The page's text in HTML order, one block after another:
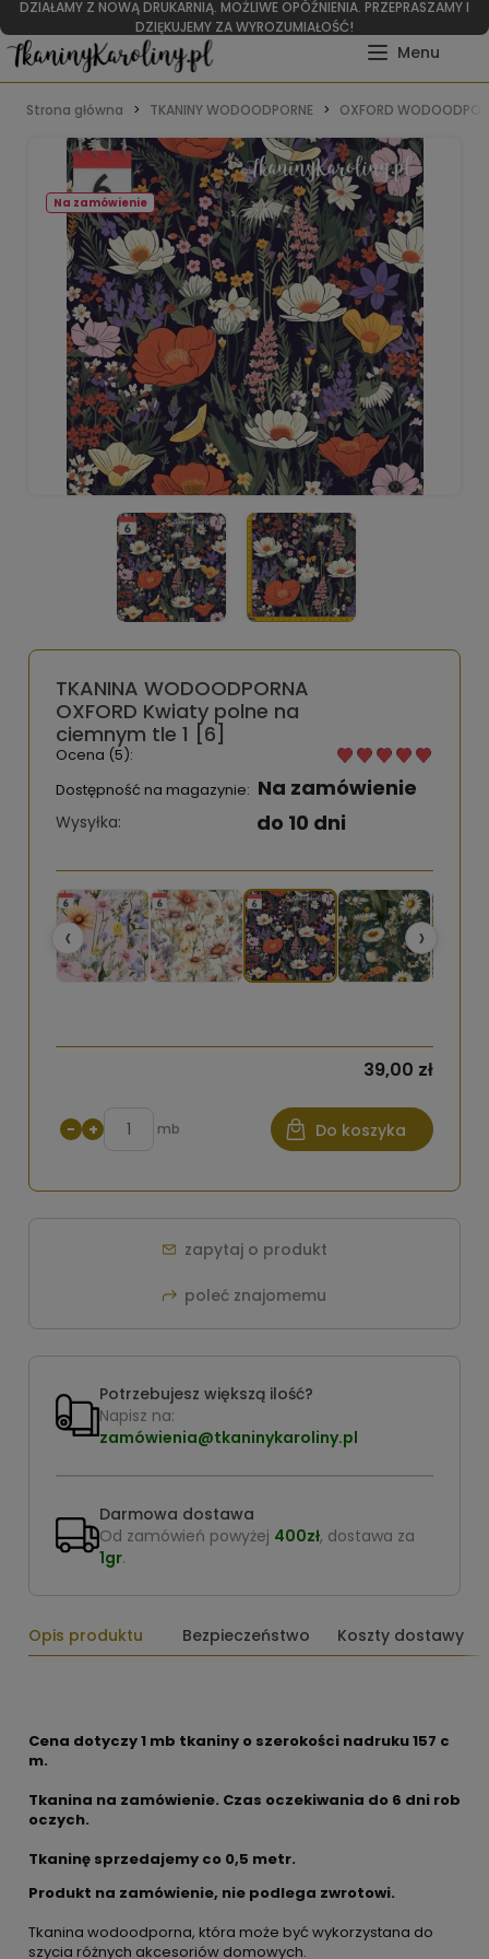
DZIAŁAMY Z NOWĄ DRUKARNIĄ. MOŻLIWE OPÓŹNIENIA. PRZEPRASZAMY I
DZIĘKUJEMY ZA WYROZUMIAŁOŚĆ!
Strona główna TKANINY WODOODPORNE OXFORD
Na zamówienie
TKANINA WODOODPORNA
OXFORD Kwiaty polne na
ciemnym tle 1 [6]
Ocena (5):
Dostępność na magazynie: Na zamówienie
Wysyłka: do 10 dni
‹ ›
39,00 zł
− + mb Do koszyka
zapytaj o produkt
poleć znajomemu
Potrzebujesz większą ilość?
Napisz na:
zamówienia@tkaninykaroliny.pl
Darmowa dostawa
Od zamówień powyżej 400zł, dostawa za
1gr.
Opis produktu Bezpieczeństwo Koszty dostawy
Cena dotyczy 1 mb tkaniny o szerokości nadruku 157 c
m.
Tkanina na zamówienie. Czas oczekiwania do 6 dni rob
oczych.
Tkaninę sprzedajemy co 0,5 metr.
Produkt na zamówienie, nie podlega zwrotowi.
Tkanina wodoodporna, która może być wykorzystana do
szycia różnych akcesoriów domowych.